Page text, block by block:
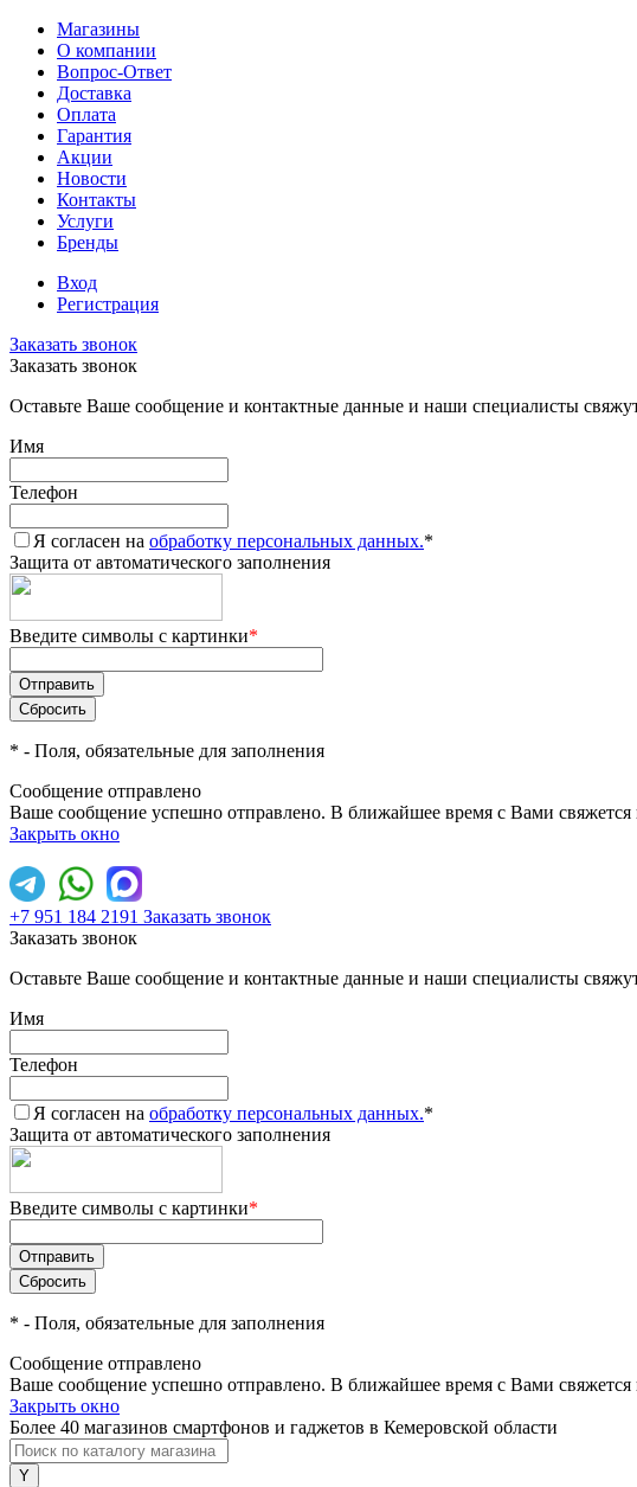
Магазины
О компании
Вопрос-Ответ
Доставка
Оплата
Гарантия
Акции
Новости
Контакты
Услуги
Бренды
Вход
Регистрация
Заказать звонок
Заказать звонок
Оставьте Ваше сообщение и контактные данные и наши специалисты
Имя
Телефон
Я согласен на обработку персональных данных.*
Защита от автоматического заполнения
Введите символы с картинки*
* - Поля, обязательные для заполнения
Сообщение отправлено
Ваше сообщение успешно отправлено. В ближайшее время с Вами свяжется
Закрыть окно
+7 951 184 2191 Заказать звонок
Заказать звонок
Оставьте Ваше сообщение и контактные данные и наши специалисты
Имя
Телефон
Я согласен на обработку персональных данных.*
Защита от автоматического заполнения
Введите символы с картинки*
* - Поля, обязательные для заполнения
Сообщение отправлено
Ваше сообщение успешно отправлено. В ближайшее время с Вами свяжется
Закрыть окно
Более 40 магазинов смартфонов и гаджетов в Кемеровской области